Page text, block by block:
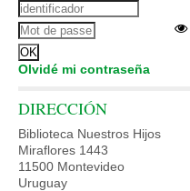
Olvidé mi contraseña
DIRECCIÓN
Biblioteca Nuestros Hijos
Miraflores 1443
11500 Montevideo
Uruguay